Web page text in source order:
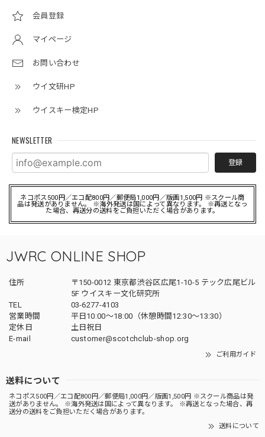
会員登録
マイページ
お問い合わせ
ウイ文研HP
ウイスキー検定HP
NEWSLETTER
登録
ネコポス500円／エコ配800円／郵便局1,000円／版画1,500円 ※スクール商
品は発送がありません。 ※海外発送は国によって異なります。 ※再送となっ
た場合、再送分の送料をご負担いただく場合があります。
JWRC ONLINE SHOP
住所
〒150-0012 東京都渋谷区広尾1-10-5 テック広尾ビル
5F ウイスキー文化研究所
TEL
03-6277-4103
営業時間
平日10:00～18:00（休憩時間12:30～13:30）
定休日
土日祝日
E-mail
customer@scotchclub-shop.org
ご利用ガイド
送料について
ネコポス500円／エコ配800円／郵便局1,000円／版画1,500円 ※スクール商品は発
送がありません。 ※海外発送は国によって異なります。 ※再送となった場合、再
送分の送料をご負担いただく場合があります。
送料について